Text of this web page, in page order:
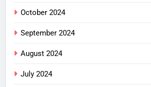
October 2024
September 2024
August 2024
July 2024